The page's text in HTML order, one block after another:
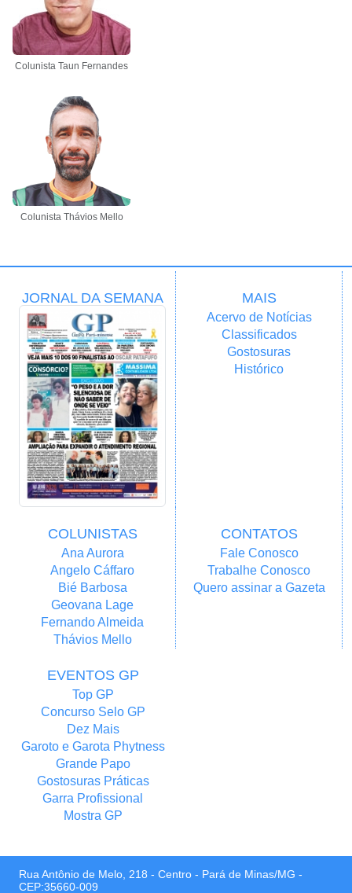
Colunista Taun Fernandes
Colunista Thávios Mello
JORNAL DA SEMANA MAIS
Acervo de Notícias
Classificados
Gostosuras
Histórico
COLUNISTAS
Ana Aurora
Angelo Cáffaro
Bié Barbosa
Geovana Lage
Fernando Almeida
Thávios Mello
CONTATOS
Fale Conosco
Trabalhe Conosco
Quero assinar a Gazeta
EVENTOS GP
Top GP
Concurso Selo GP
Dez Mais
Garoto e Garota Phytness
Grande Papo
Gostosuras Práticas
Garra Profissional
Mostra GP
Rua Antônio de Melo, 218 - Centro - Pará de Minas/MG -
CEP:35660-009